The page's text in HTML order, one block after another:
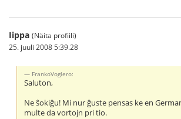
Iippa (Näita profiili)
25. juuli 2008 5:39.28
FrankoVoglero:
Saluton,
Ne ŝokiĝu! Mi nur ĝuste pensas ke en
multe da vortojn pri tio.